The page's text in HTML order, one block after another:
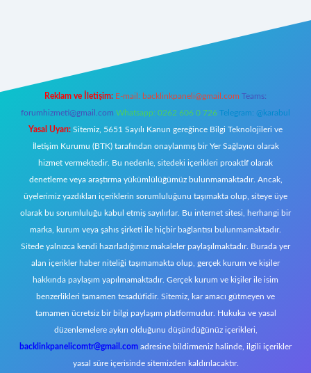
Reklam ve İletişim: E-mail: backlinkpaneli@gmail.com Teams:
forumhizmeti@gmail.com Whatsapp: 0262 606 0 726 Telegram: @karabul
Yasal Uyarı: Sitemiz, 5651 Sayılı Kanun gereğince Bilgi Teknolojileri ve
İletişim Kurumu (BTK) tarafından onaylanmış bir Yer Sağlayıcı olarak
hizmet vermektedir. Bu nedenle, sitedeki içerikleri proaktif olarak
denetleme veya araştırma yükümlülüğümüz bulunmamaktadır. Ancak,
üyelerimiz yazdıkları içeriklerin sorumluluğunu taşımakta olup, siteye üye
olarak bu sorumluluğu kabul etmiş sayılırlar. Bu internet sitesi, herhangi bir
marka, kurum veya şahıs şirketi ile hiçbir bağlantısı bulunmamaktadır.
Sitede yalnızca kendi hazırladığımız makaleler paylaşılmaktadır. Burada yer
alan içerikler haber niteliği taşımamakta olup, gerçek kurum ve kişiler
hakkında paylaşım yapılmamaktadır. Gerçek kurum ve kişiler ile isim
benzerlikleri tamamen tesadüfidir. Sitemiz, kar amacı gütmeyen ve
tamamen ücretsiz bir bilgi paylaşım platformudur. Hukuka ve yasal
düzenlemelere aykırı olduğunu düşündüğünüz içerikleri,
backlinkpanelicomtr@gmail.com adresine bildirmeniz halinde, ilgili içerikler
yasal süre içerisinde sitemizden kaldırılacaktır.